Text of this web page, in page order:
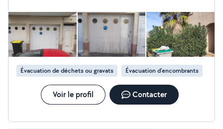
déménagement, aide à l'aménagement, vide maison,
réparation, bricolage, nettoyage intérieur et extérieur,
peinture.....
Évacuation de déchets ou gravats Évacuation d'encombrants
Voir le profil Contacter